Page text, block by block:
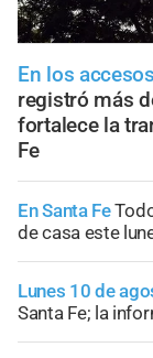
En los
registró más
fortalece la
Fe
En Santa Fe
de casa este
Lunes 10 de
Santa Fe; la